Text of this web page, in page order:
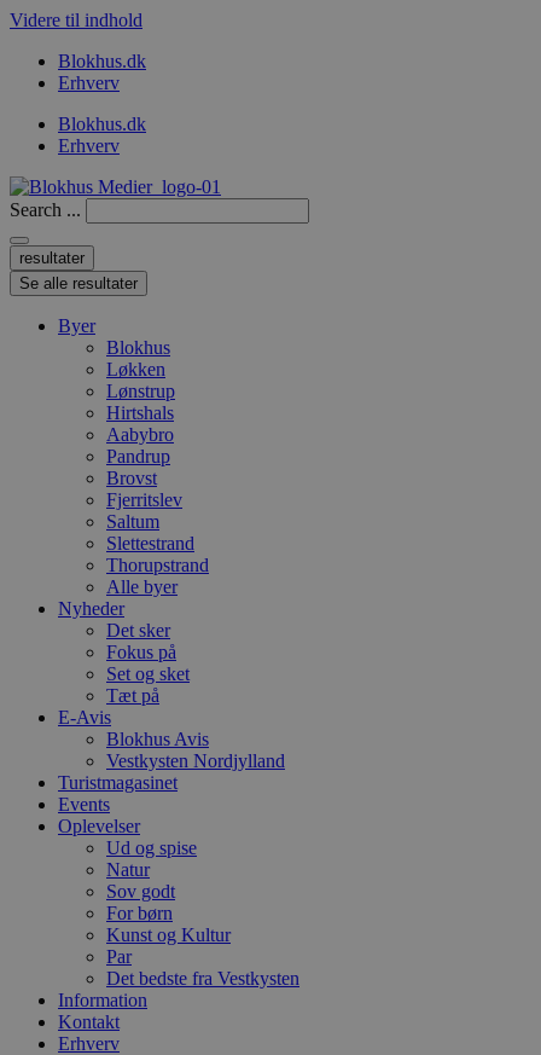
Videre til indhold
Blokhus.dk
Erhverv
Blokhus.dk
Erhverv
Search ...
resultater
Se alle resultater
Byer
Blokhus
Løkken
Lønstrup
Hirtshals
Aabybro
Pandrup
Brovst
Fjerritslev
Saltum
Slettestrand
Thorupstrand
Alle byer
Nyheder
Det sker
Fokus på
Set og sket
Tæt på
E-Avis
Blokhus Avis
Vestkysten Nordjylland
Turistmagasinet
Events
Oplevelser
Ud og spise
Natur
Sov godt
For børn
Kunst og Kultur
Par
Det bedste fra Vestkysten
Information
Kontakt
Erhverv